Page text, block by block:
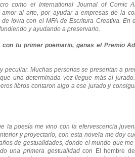
como el International Journal of Comic
al arte, por ayudar a empresas de la
Iowa con el MFA de Escritura Creativa. En
y ayudando a preservarlo.
tu primer poemario, ganas el Premio
peculiar. Muchas personas se presentan a
una determinada voz llegue más al
libros contaron algo a ese jurado y
la poesía me vino con la efervescencia
y proyectarlo, con esta novela me doy
de gestualidades, donde el mundo que me
una primera gestualidad con El hombre